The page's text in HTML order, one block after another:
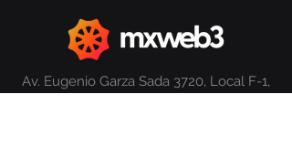
Av. Eugenio Garza Sada 3720, Local F-1,